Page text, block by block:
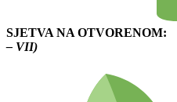
SJETVA NA
– VII)